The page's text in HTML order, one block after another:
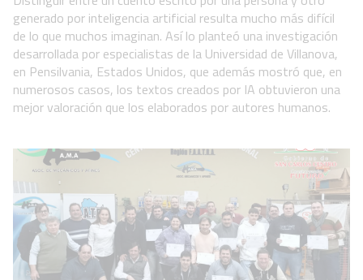
generado por inteligencia artificial resulta mucho más difícil
de lo que muchos imaginan. Así lo planteó una investigación
desarrollada por especialistas de la Universidad de Villanova,
en Pensilvania, Estados Unidos, que además mostró que, en
numerosos casos, los textos creados por IA obtuvieron una
mejor valoración que los elaborados por autores humanos.